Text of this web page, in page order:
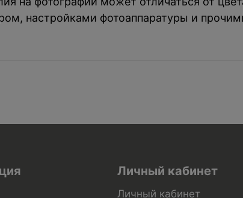
настройками фотоаппаратуры и
Личный кабинет
Личный кабинет